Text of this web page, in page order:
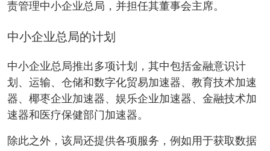
责管理中小企业总局，并担任其董事会主席。
中小企业总局的计划
中小企业总局推出多项计划，其中包括金融意识计
划、运输、仓储和数字化贸易加速器、教育技术加速
器、椰枣企业加速器、娱乐企业加速器、金融技术加
速器和医疗保健部门加速器。
除此之外，该局还提供各项服务，例如用于获取数据